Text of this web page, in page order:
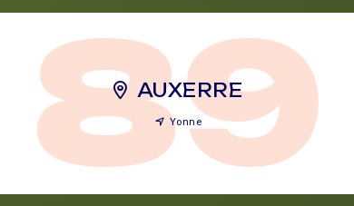
89
AUXERRE
Yonne